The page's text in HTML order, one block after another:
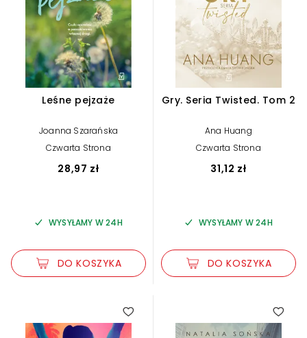
Leśne pejzaże
Joanna Szarańska
Czwarta Strona
28,97 zł
WYSYŁAMY W 24H
DO KOSZYKA
Gry. Seria Twisted. Tom 2
Ana Huang
Czwarta Strona
31,12 zł
WYSYŁAMY W 24H
DO KOSZYKA
4.50